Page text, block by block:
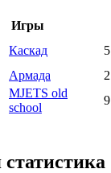
Игры
Каскад 5
Армада 2
MJETS old
school
9